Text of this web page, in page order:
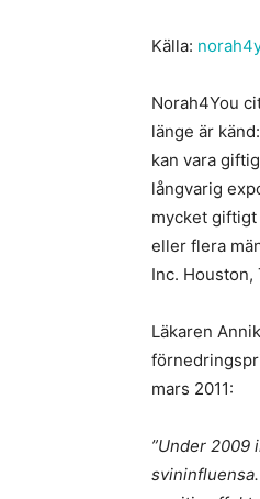
Källa:
Norah4You
länge är
kan vara
långvarig
mycket
eller flera
Inc. Houston,
Läkaren
mars 2011:
”Under 2009